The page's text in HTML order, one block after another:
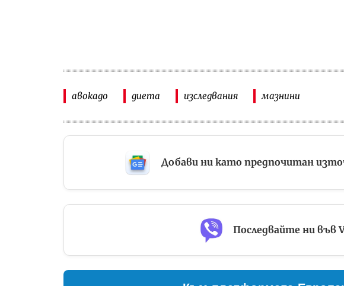
авокадо диета изследвания мазнини
Добави ни като предпочитан
Последвайте ни във